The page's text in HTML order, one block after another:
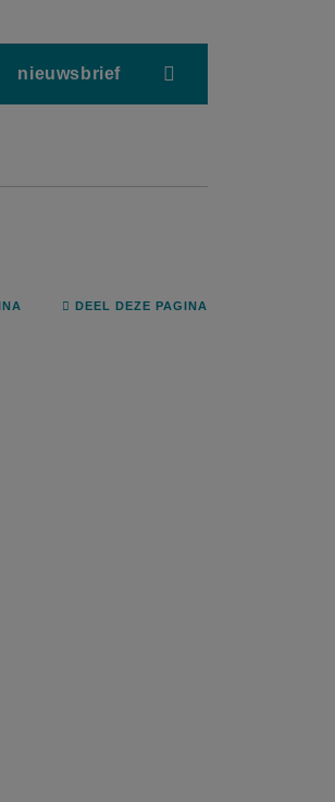
nieuwsbrief
DEEL DEZE PAGINA